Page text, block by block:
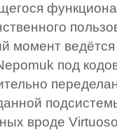
момент
под
вроде